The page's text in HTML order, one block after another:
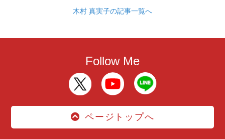
木村 真実子の記事一覧へ
Follow Me
ページトップへ